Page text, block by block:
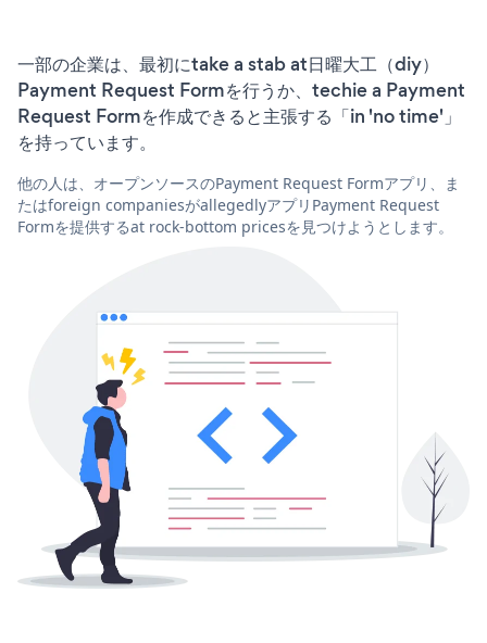
一部の企業は、最初にtake a stab at日曜大工（diy）
Payment Request Formを行うか、techie a Payment
Request Formを作成できると主張する「in 'no time'」
を持っています。
他の人は、オープンソースのPayment Request Formアプリ、ま
たはforeign companiesがallegedlyアプリPayment Request
Formを提供するat rock-bottom pricesを見つけようとします。